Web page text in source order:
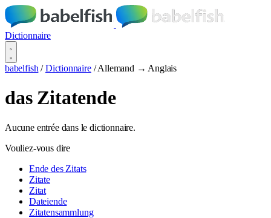
Dictionnaire
babelfish / Dictionnaire / Allemand → Anglais
das Zitatende
Aucune entrée dans le dictionnaire.
Vouliez-vous dire
Ende des Zitats
Zitate
Zitat
Dateiende
Zitatensammlung